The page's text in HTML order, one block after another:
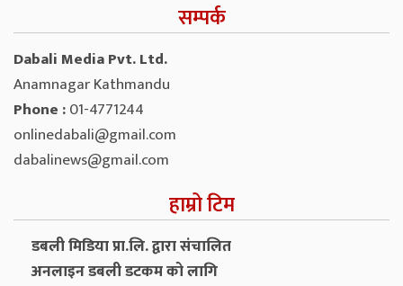
सम्पर्क
Dabali Media Pvt. Ltd.
Anamnagar Kathmandu
Phone :01-4771244
onlinedabali@gmail.com
dabalinews@gmail.com
हाम्रो टिम
डबली मिडिया प्रा.लि. द्वारा संचालित
अनलाइन डबली डटकम को लागि